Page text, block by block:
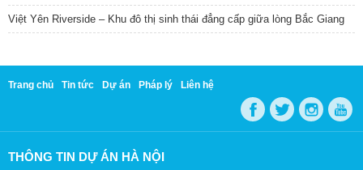
Việt Yên Riverside – Khu đô thị sinh thái đẳng cấp giữa lòng Bắc Giang
Trang chủ Tin tức Dự án Pháp lý Liên hệ
THÔNG TIN DỰ ÁN HÀ NỘI